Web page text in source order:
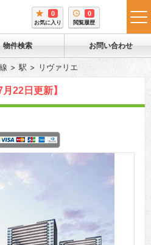
0
お気に入り
0
閲覧履歴
物件検索 お問い合わせ
駅 リヴァリエ
月22日更新】